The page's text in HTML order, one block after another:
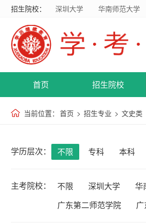
招生院校： 深圳大学 华南师范大学
首页 招生院校
当前位置： 首页 > 招生专业 > 文史类
学历层次： 不限 专科 本科
主考院校： 不限 深圳大学 华
广东第二师范学院